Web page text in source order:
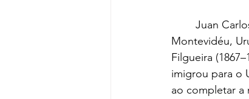
Montevidéu,
Filgueira
imigrou para o
ao completar a